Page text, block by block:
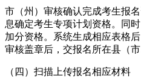
市（州）审核确认完成考生报
息确定考生专项计划资格。同
加分资格。系统生成相应表格
审核盖章后，交报名所在县（市
（四）扫描上传报名相应材料